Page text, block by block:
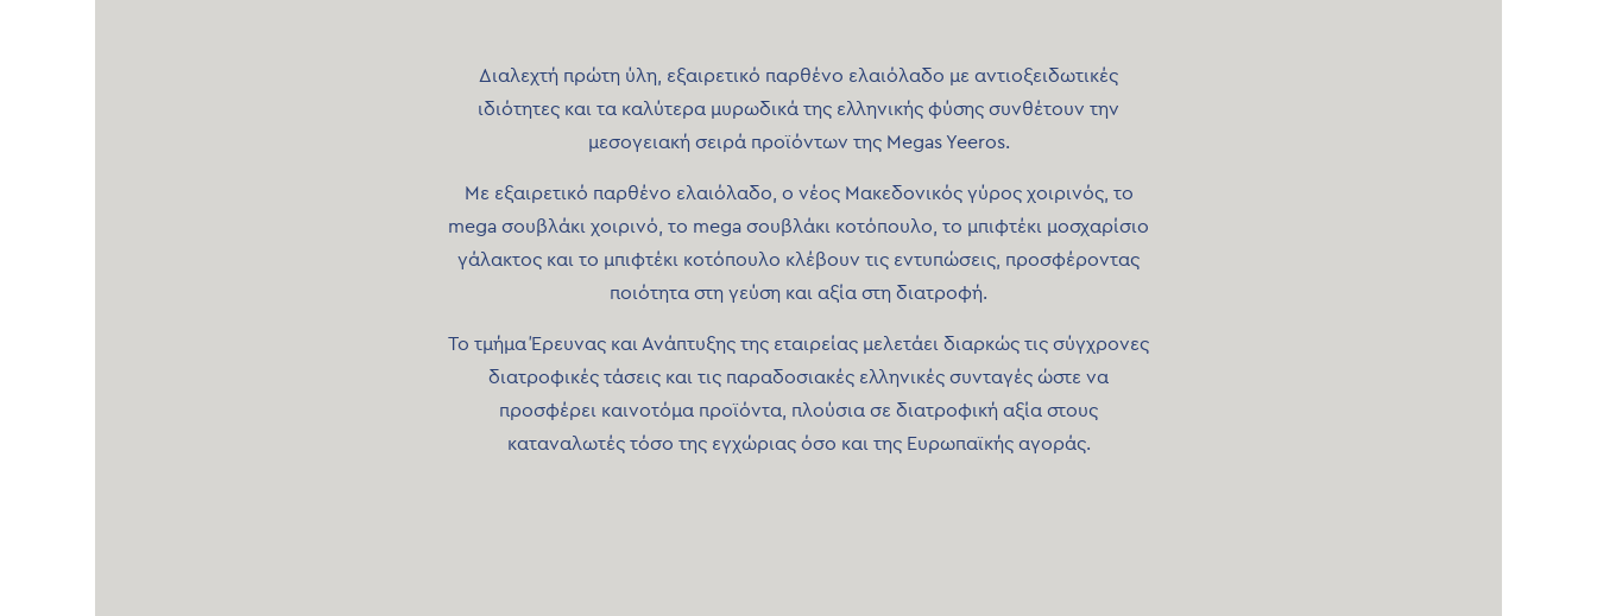
Διαλεχτή πρώτη ύλη, εξαιρετικό παρθένο ελαιόλαδο με αντιοξειδωτικές
ιδιότητες και τα καλύτερα μυρωδικά της ελληνικής φύσης συνθέτουν την
μεσογειακή σειρά προϊόντων της Megas Yeeros.
Με εξαιρετικό παρθένο ελαιόλαδο, ο νέος Μακεδονικός γύρος χοιρινός, το
mega σουβλάκι χοιρινό, το mega σουβλάκι κοτόπουλο, το μπιφτέκι μοσχαρίσιο
γάλακτος και το μπιφτέκι κοτόπουλο κλέβουν τις εντυπώσεις, προσφέροντας
ποιότητα στη γεύση και αξία στη διατροφή.
Το τμήμα Έρευνας και Ανάπτυξης της εταιρείας μελετάει διαρκώς τις σύγχρονες
διατροφικές τάσεις και τις παραδοσιακές ελληνικές συνταγές ώστε να
προσφέρει καινοτόμα προϊόντα, πλούσια σε διατροφική αξία στους
καταναλωτές τόσο της εγχώριας όσο και της Ευρωπαϊκής αγοράς.